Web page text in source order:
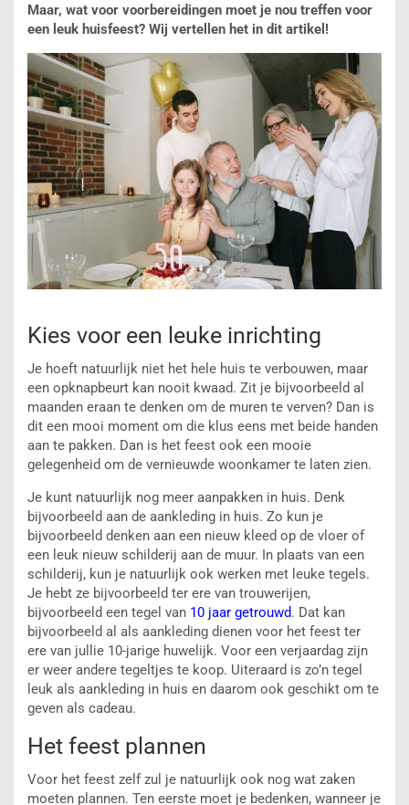
Maar, wat voor voorbereidingen moet je nou treffen voor
een leuk huisfeest? Wij vertellen het in dit artikel!
Kies voor een leuke inrichting
Je hoeft natuurlijk niet het hele huis te verbouwen, maar
een opknapbeurt kan nooit kwaad. Zit je bijvoorbeeld al
maanden eraan te denken om de muren te verven? Dan is
dit een mooi moment om die klus eens met beide handen
aan te pakken. Dan is het feest ook een mooie
gelegenheid om de vernieuwde woonkamer te laten zien.
Je kunt natuurlijk nog meer aanpakken in huis. Denk
bijvoorbeeld aan de aankleding in huis. Zo kun je
bijvoorbeeld denken aan een nieuw kleed op de vloer of
een leuk nieuw schilderij aan de muur. In plaats van een
schilderij, kun je natuurlijk ook werken met leuke tegels.
Je hebt ze bijvoorbeeld ter ere van trouwerijen,
bijvoorbeeld een tegel van 10 jaar getrouwd. Dat kan
bijvoorbeeld al als aankleding dienen voor het feest ter
ere van jullie 10-jarige huwelijk. Voor een verjaardag zijn
er weer andere tegeltjes te koop. Uiteraard is zo’n tegel
leuk als aankleding in huis en daarom ook geschikt om te
geven als cadeau.
Het feest plannen
Voor het feest zelf zul je natuurlijk ook nog wat zaken
moeten plannen. Ten eerste moet je bedenken, wanneer je